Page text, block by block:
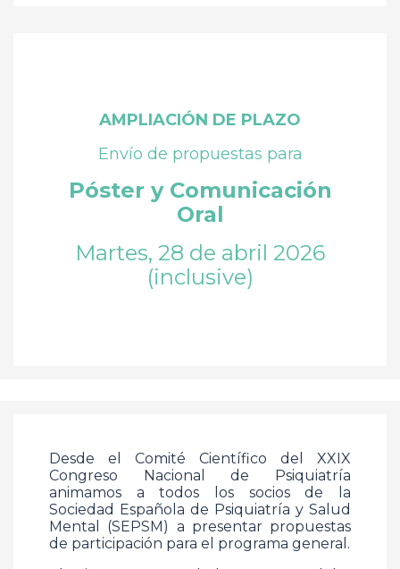
AMPLIACIÓN DE PLAZO
Envío de propuestas para
Póster y Comunicación
Oral
Martes, 28 de abril 2026
(inclusive)
Desde el Comité Científico del XXIX
Congreso Nacional de Psiquiatría
animamos a todos los socios de la
Sociedad Española de Psiquiatría y Salud
Mental (SEPSM) a presentar propuestas
de participación para el programa general.